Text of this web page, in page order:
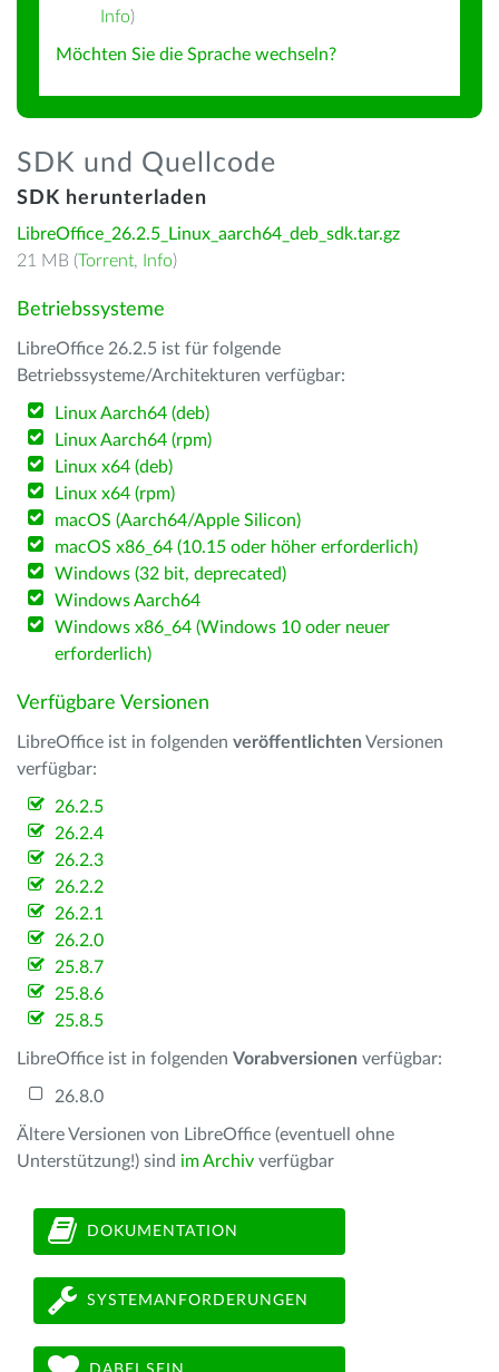
Info)
Möchten Sie die Sprache wechseln?
SDK und Quellcode
SDK herunterladen
LibreOffice_26.2.5_Linux_aarch64_deb_sdk.tar.gz
21 MB (Torrent, Info)
Betriebssysteme
LibreOffice 26.2.5 ist für folgende
Betriebssysteme/Architekturen verfügbar:
Linux Aarch64 (deb)
Linux Aarch64 (rpm)
Linux x64 (deb)
Linux x64 (rpm)
macOS (Aarch64/Apple Silicon)
macOS x86_64 (10.15 oder höher erforderlich)
Windows (32 bit, deprecated)
Windows Aarch64
Windows x86_64 (Windows 10 oder neuer
erforderlich)
Verfügbare Versionen
LibreOffice ist in folgenden veröffentlichten Versionen
verfügbar:
26.2.5
26.2.4
26.2.3
26.2.2
26.2.1
26.2.0
25.8.7
25.8.6
25.8.5
LibreOffice ist in folgenden Vorabversionen verfügbar:
26.8.0
Ältere Versionen von LibreOffice (eventuell ohne
Unterstützung!) sind im Archiv verfügbar
DOKUMENTATION
SYSTEMANFORDERUNGEN